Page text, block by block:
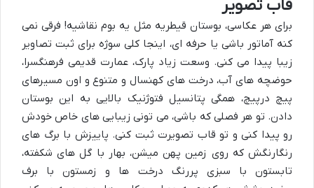
قاب تصویر
برای هر عکاسی، بوستان قیطریه مثل یه بوم نقاشیه! فرقی نمی
کنه آماتور باشی یا حرفه ای، اینجا کلی سوژه برای ثبت تصاویر
زیبا پیدا می کنی. وسعت زیاد پارک، عمارت قدیمی فرهنگسرا،
حوضچه های آب، درخت های کهنسال و متنوع و اون مسیرهای
پیچ درپیچ، همگی پتانسیل فتوژنیک بالایی به این بوستان
دادن. تو هر فصلی که باشی، می تونی زیبایی های خاص خودش
رو پیدا کنی و تو قاب تصویرت ثبت کنی. پاییزش با برگ های
رنگارنگش که روی زمین پهن میشن، بهار با گل های شکفته،
تابستون با سبزی پررنگ درخت ها و زمستون با برف